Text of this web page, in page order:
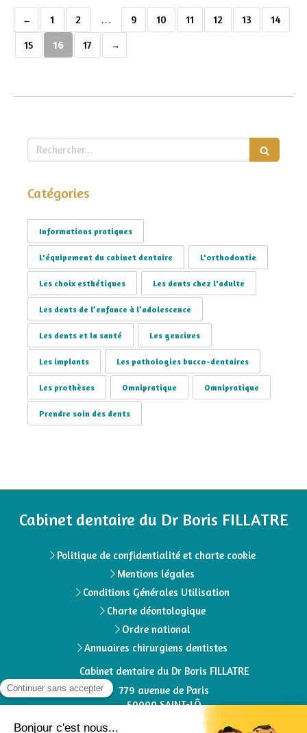
1 2 … 9 10 11 12 13
14
15
16 17
Rechercher
Catégories
Informations pratiques
L'équipement du cabinet dentaire L'orthodontie
Les choix esthétiques Les dents chez l'adulte
Les dents de l’enfance à l’adolescence
Les dents et la santé Les gencives
Les implants Les pathologies bucco-dentaires
Les prothèses Omnipratique Omnipratique
Prendre soin des dents
Cabinet dentaire du Dr Boris FILLATRE
Politique de confidentialité et charte cookie
Mentions légales
Conditions Générales Utilisation
Charte déontologique
Ordre national
Annuaires chirurgiens dentistes
Cabinet dentaire du Dr Boris FILLATRE
779 avenue de Paris
50000 SAINT-LÔ
Afficher le téléphone